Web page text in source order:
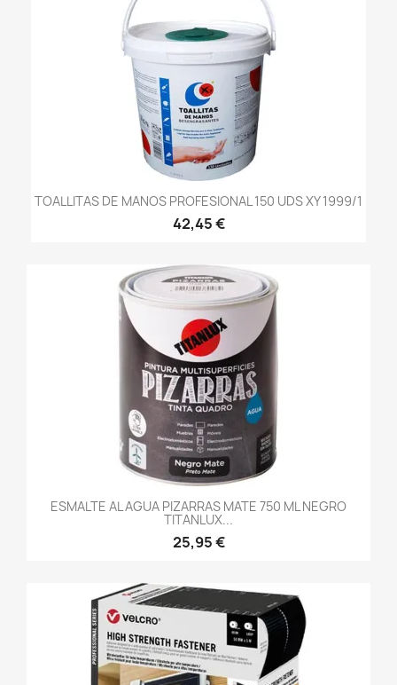
TOALLITAS DE MANOS PROFESIONAL 150 UDS XY 1999/1
42,45 €
ESMALTE AL AGUA PIZARRAS MATE 750 ML NEGRO
TITANLUX...
25,95 €